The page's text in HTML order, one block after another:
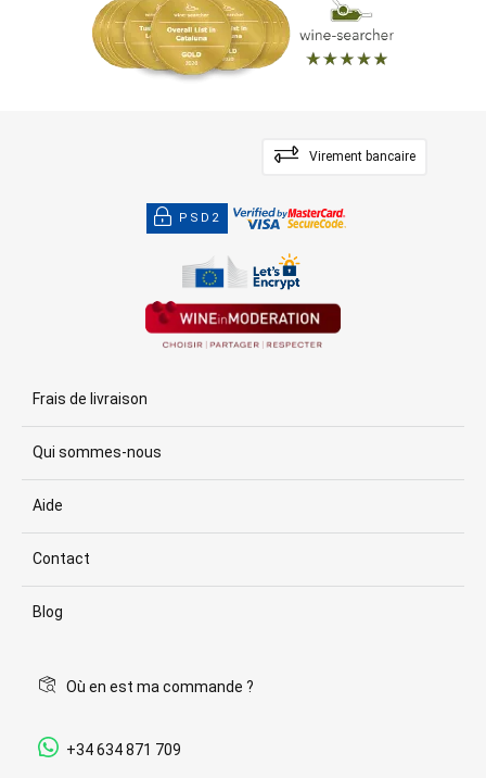
Virement bancaire
PSD2
Frais de livraison
Qui sommes-nous
Aide
Contact
Blog
Où en est ma commande ?
+34 634 871 709